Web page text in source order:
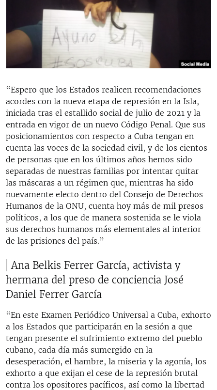
“Espero que los Estados realicen recomendaciones
acordes con la nueva etapa de represión en la Isla,
iniciada tras el estallido social de julio de 2021 y la
entrada en vigor de un nuevo Código Penal. Que sus
posicionamientos con respecto a Cuba tengan en
cuenta las voces de la sociedad civil, y de los cientos
de personas que en los últimos años hemos sido
separadas de nuestras familias por intentar quitar
las máscaras a un régimen que, mientras ha sido
nuevamente electo dentro del Consejo de Derechos
Humanos de la ONU, cuenta hoy más de mil presos
políticos, a los que de manera sostenida se le viola
sus derechos humanos más elementales al interior
de las prisiones del país.”
Ana Belkis Ferrer García, activista y
hermana del preso de conciencia José
Daniel Ferrer García
“En este Examen Periódico Universal a Cuba, exhorto
a los Estados que participarán en la sesión a que
tengan presente el sufrimiento extremo del pueblo
cubano, cada día más sumergido en la
desesperación, el hambre, la miseria y la agonía, los
exhorto a que exijan el cese de la represión brutal
contra los opositores pacíficos, así como la libertad